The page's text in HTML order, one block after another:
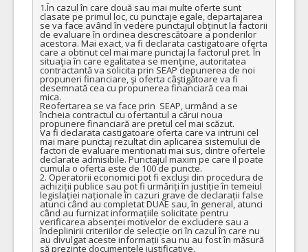
1.În cazul în care două sau mai multe oferte sunt
clasate pe primul loc, cu punctaje egale, departajarea
se va face având în vedere punctajul obţinut la factorii
de evaluare în ordinea descrescătoare a ponderilor
acestora. Mai exact, va fi declarata castigatoare oferta
care a obtinut cel mai mare punctaj la factorul pret. În
situaţia în care egalitatea se menţine, autoritatea
contractantă va solicita prin SEAP depunerea de noi
propuneri financiare, şi oferta câştigătoare va fi
desemnată cea cu propunerea financiară cea mai
mica.
Reofertarea se va face prin  SEAP, urmând a se
încheia contractul cu ofertantul a cărui noua
propunere financiară are pretul cel mai scăzut.
Va fi declarata castigatoare oferta care va intruni cel
mai mare punctaj rezultat din aplicarea sistemului de
factori de evaluare mentionati mai sus, dintre ofertele
declarate admisibile. Punctajul maxim pe care il poate
cumula o oferta este de 100 de puncte.
2. Operatorii economici pot fi excluși din procedura de
achiziții publice sau pot fi urmăriți în justiție în temeiul
legislației naționale în cazuri grave de declarații false
atunci când au completat DUAE sau, în general, atunci
când au furnizat informațiile solicitate pentru
verificarea absenței motivelor de excludere sau a
îndeplinirii criteriilor de selecție ori în cazul în care nu
au divulgat aceste informații sau nu au fost în măsură
să prezinte documentele justificative.